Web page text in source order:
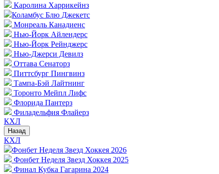
Каролина Харрикейнз
Коламбус Блю Джекетс
Монреаль Канадиенс
Нью-Йорк Айлендерс
Нью-Йорк Рейнджерс
Нью-Джерси Девилз
Оттава Сенаторз
Питтсбург Пингвинз
Тампа-Бэй Лайтнинг
Торонто Мейпл Лифс
Флорида Пантерз
Филадельфия Флайерз
КХЛ
Назад
КХЛ
Фонбет Неделя Звезд Хоккея 2026
Фонбет Неделя Звезд Хоккея 2025
Финал Кубка Гагарина 2024